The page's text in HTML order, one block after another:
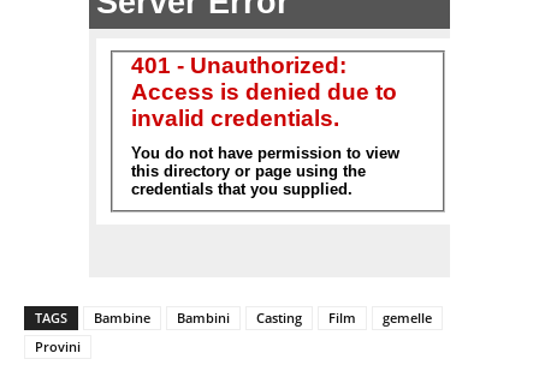
TAGS Bambine Bambini Casting Film
gemelle
Provini